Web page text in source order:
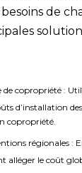
de
de copropriété :
d’installation des
copropriété.
régionales :
alléger le coût